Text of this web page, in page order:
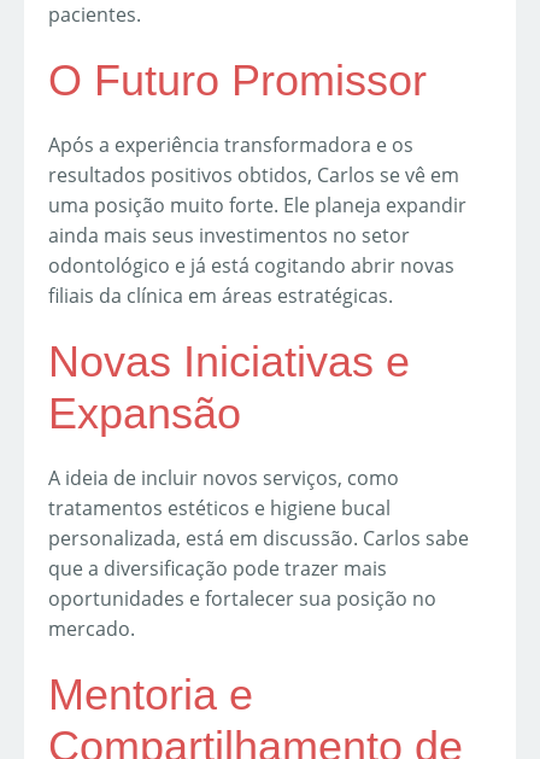
pacientes.
O Futuro Promissor
Após a experiência transformadora e os
resultados positivos obtidos, Carlos se vê em
uma posição muito forte. Ele planeja expandir
ainda mais seus investimentos no setor
odontológico e já está cogitando abrir novas
filiais da clínica em áreas estratégicas.
Novas Iniciativas e
Expansão
A ideia de incluir novos serviços, como
tratamentos estéticos e higiene bucal
personalizada, está em discussão. Carlos sabe
que a diversificação pode trazer mais
oportunidades e fortalecer sua posição no
mercado.
Mentoria e
Compartilhamento de